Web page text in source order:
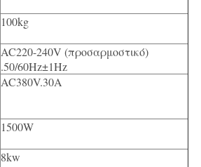
100kg
AC220-240V (προσαρμοστικό)
.50/60Hz±1Hz
AC380V.30A
1500W
8kw